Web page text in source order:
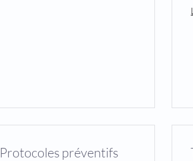
Protocoles préventifs